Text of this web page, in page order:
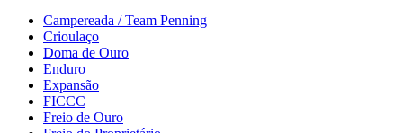
Campereada / Team Penning
Crioulaço
Doma de Ouro
Enduro
Expansão
FICCC
Freio de Ouro